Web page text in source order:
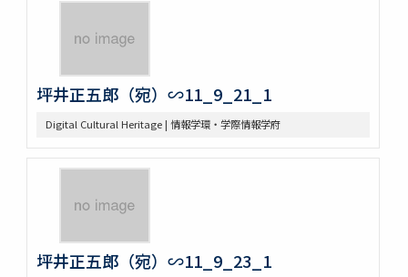
坪井正五郎（宛）∽11_9_21_1
Digital Cultural Heritage | 情報学環・学際情報学府
坪井正五郎（宛）∽11_9_23_1